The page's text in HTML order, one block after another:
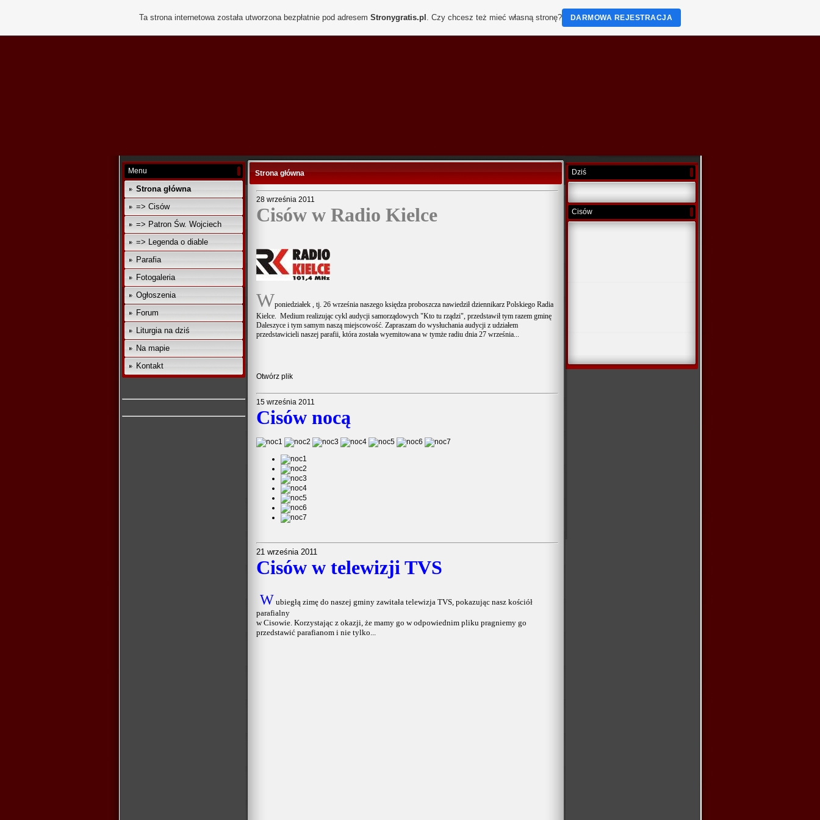
Menu
Strona główna
=> Cisów
=> Patron Św. Wojciech
=> Legenda o diable
Parafia
Fotogaleria
Ogłoszenia
Forum
Liturgia na dziś
Na mapie
Kontakt
Strona główna
28 września 2011
Cisów w Radio Kielce
Wponiedziałek , tj. 26 września naszego księdza proboszcza nawiedził dziennikarz Polskiego Radia
Kielce. Medium realizując cykl audycji samorządowych "Kto tu rządzi", przedstawił tym razem gminę
Daleszyce i tym samym naszą miejscowość. Zapraszam do wysłuchania audycji z udziałem
przedstawicieli naszej parafii, która została wyemitowana w tymże radiu dnia 27 września...
Otwórz plik
15 września 2011
Cisów nocą
21 września 2011
Cisów w telewizji TVS
W ubiegłą zimę do naszej gminy zawitała telewizja TVS, pokazując nasz kościół
parafialny
w Cisowie. Korzystając z okazji, że mamy go w odpowiednim pliku pragniemy go
przedstawić parafianom i nie tylko...
Dziś
Cisów
Ta strona internetowa została utworzona bezpłatnie pod adresem Stronygratis.pl . Czy chcesz też mieć własną stronę? DARMOWA REJESTRACJA